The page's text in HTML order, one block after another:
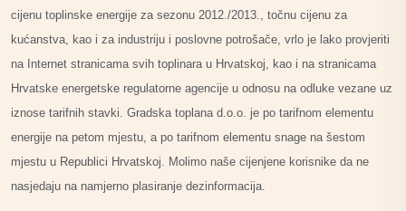
cijenu toplinske energije za sezonu 2012./2013., točnu cijenu za
kućanstva, kao i za industriju i poslovne potrošače, vrlo je lako provjeriti
na Internet stranicama svih toplinara u Hrvatskoj, kao i na stranicama
Hrvatske energetske regulatorne agencije u odnosu na odluke vezane uz
iznose tarifnih stavki. Gradska toplana d.o.o. je po tarifnom elementu
energije na petom mjestu, a po tarifnom elementu snage na šestom
mjestu u Republici Hrvatskoj. Molimo naše cijenjene korisnike da ne
nasjedaju na namjerno plasiranje dezinformacija.